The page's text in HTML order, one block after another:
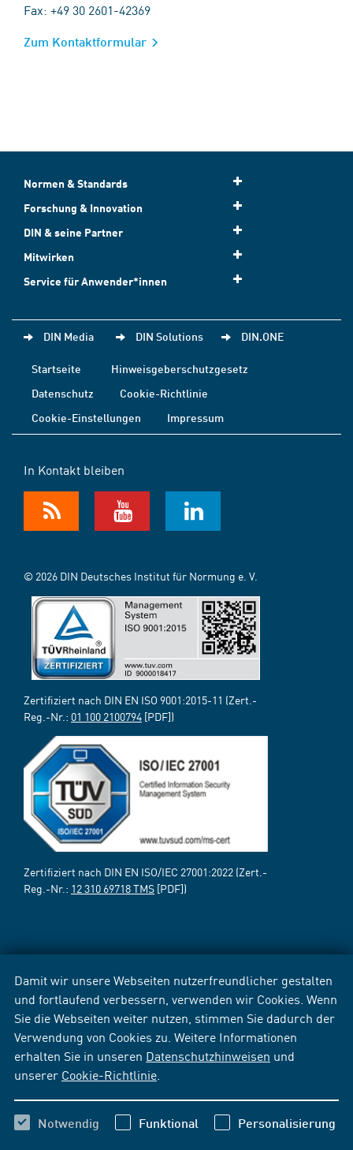
Damit wir unsere Webseiten nutzerfreundlicher gestalten
und fortlaufend verbessern, verwenden wir Cookies. Wenn
Sie die Webseiten weiter nutzen, stimmen Sie dadurch der
Verwendung von Cookies zu. Weitere Informationen
erhalten Sie in unseren Datenschutzhinweisen und
unserer Cookie-Richtlinie
Notwendig Funktional Personalisierung
Fax: +49 30 2601-42369
Zum Kontaktformular
Normen & Standards
Forschung & Innovation
DIN & seine Partner
Mitwirken
Service für Anwender*innen
DIN Media DIN Solutions DIN.ONE
Startseite
Hinweisgeberschutzgesetz
Datenschutz
Cookie-Richtlinie
Cookie-Einstellungen
Impressum
In Kontakt bleiben
© 2026 DIN Deutsches Institut für Normung e. V.
Zertifiziert nach DIN EN ISO 9001:2015-11 (Zert.-
Reg.-Nr.: 01 100 2100794 [PDF])
Zertifiziert nach DIN EN ISO/IEC 27001:2022 (Zert.-
Reg.-Nr.: 12 310 69718 TMS [PDF])